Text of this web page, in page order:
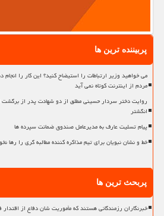
پربیننده ترین ها
می خواهید وزیر ارتباطات را استیضاح کنید؟ این کار را انجام
مردم از اینترنت کوتاه نمی آید
روایت دختر سردار حسینی مطلق از دو شهادت پدر از برگشت
انگشتر
پیام تسلیت عارف به مدیرعامل صندوق ضمانت سپرده ها
خط و نشان نبویان برای تیم مذاکره کننده مطالبه گری را رها
پربحث ترین ها
خبرنگاران رزمندگانی هستند که مأموریت شان دفاع از